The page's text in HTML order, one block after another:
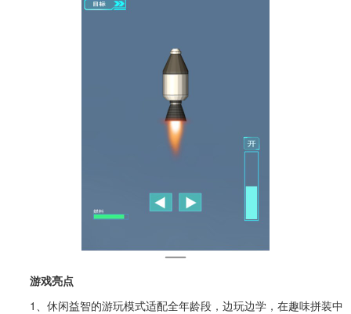
游戏亮点
1、休闲益智的游玩模式适配全年龄段，边玩边学，在趣味拼装中